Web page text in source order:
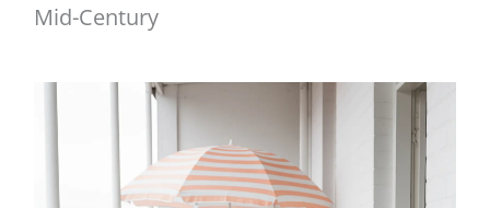
Mid-Century